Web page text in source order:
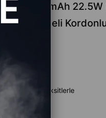
50.000mAh 22.5W
Göstergeli
başlayan taksitlerle